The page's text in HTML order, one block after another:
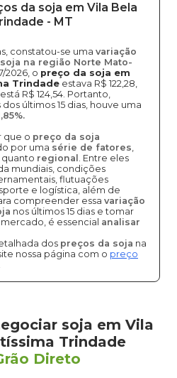
da soja em Vila Bela
- MT
constatou-se uma variação
na região Norte Mato-
2026, o preço da soja em
Trindade estava R$ 122,28,
R$ 124,54. Portanto,
últimos 15 dias, houve uma
que o preço da soja
por uma série de fatores,
quanto regional . Entre eles
mundiais, condições
flutuações
e logística, além de
compreender essa variação
nos últimos 15 dias e tomar
é essencial analisar
dos preços da soja na
nossa página com o preço
soja em Vila
Trindade
Direto